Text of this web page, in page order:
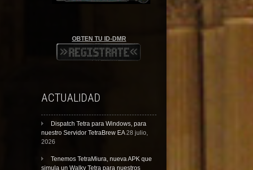
OBTEN TU ID-DMR
ACTUALIDAD
Dispatch Tetra para Windows, para
nuestro Servidor TetraBrew EA 28 julio,
2026
Tenemos TetraMiura, nueva APK que
simula un Walky Tetra para nuestros